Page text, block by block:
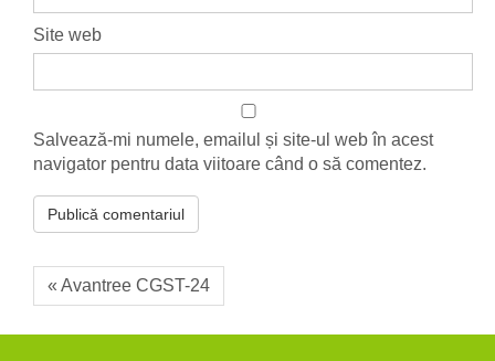
Site web
Salvează-mi numele, emailul și site-ul web în acest
navigator pentru data viitoare când o să comentez.
« Avantree CGST-24